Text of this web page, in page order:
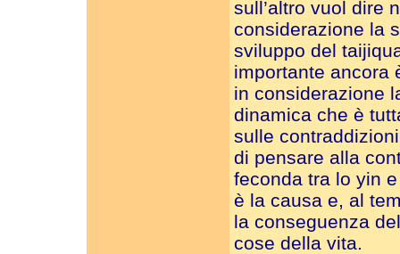
sull’altro vuol dire
considerazione la
sviluppo del
importante ancora
in considerazione
dinamica che è
sulle
di pensare alla
feconda tra lo yin
è la causa e, al
la conseguenza
cose della vita.